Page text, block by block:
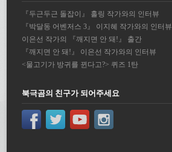
『두근두근 돌잡이』 홀링 작가와의 인터뷰
『박달동 어벤저스 3』 이지혜 작가와의 인터뷰
이은선 작가의 『깨지면 안 돼!』 출간
『깨지면 안 돼!』 이은선 작가와의 인터뷰
<물고기가 방귀를 뀐다고?> 퀴즈 1탄
북극곰의 친구가 되어주세요